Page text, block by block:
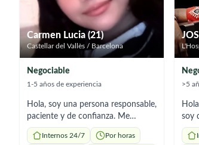
Carmen Lucia (21)
Castellar del Vallès / Barcelona
Negociable
1-5 años de experiencia
Hola, soy una persona responsable,
paciente y de confianza. Me
ofrezco para el cuidado y
acompañamiento de personas
Internos 24/7 Por horas
>5
soy